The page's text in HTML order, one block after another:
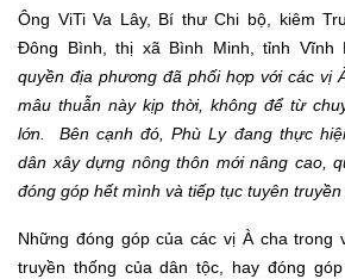
Ông ViTi Va Lây, Bí thư Chi bộ, kiêm
Đông Bình, thị xã Bình Minh, tỉnh Vĩnh
quyền địa phương đã phối hợp với các vị
mâu thuẫn này kịp thời, không để từ
lớn. Bên cạnh đó, Phù Ly đang thực
dân xây dựng nông thôn mới nâng cao,
đóng góp hết mình và tiếp tục tuyên truyền
Những đóng góp của các vị À cha trong
truyền thống của dân tộc, hay đóng